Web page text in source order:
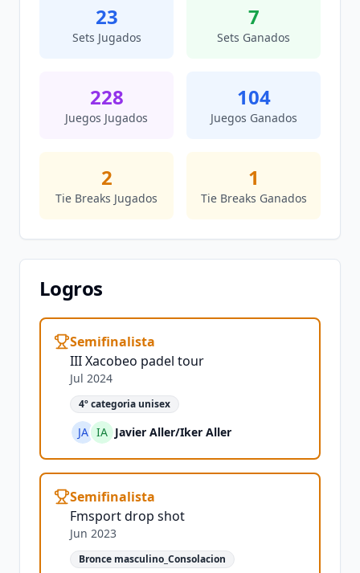
23
Sets Jugados
7
Sets Ganados
228
Juegos Jugados
104
Juegos Ganados
2
Tie Breaks Jugados
1
Tie Breaks Ganados
Logros
Semifinalista
III Xacobeo padel tour
Jul 2024
4º categoria unisex
JA IA Javier Aller/Iker Aller
Semifinalista
Fmsport drop shot
Jun 2023
Bronce masculino_Consolacion